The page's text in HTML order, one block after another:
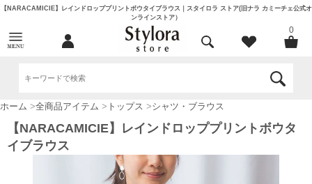
【NARACAMICIE】レインドロッププリントボウタイブラウス｜スタイロラ ストア(旧ナラ カミーチェ公式オ
ンラインストア）
0
ホーム >全商品アイテム > トップス >シャツ・ブラウス
【NARACAMICIE】レインドロッププリントボウタ
イブラウス